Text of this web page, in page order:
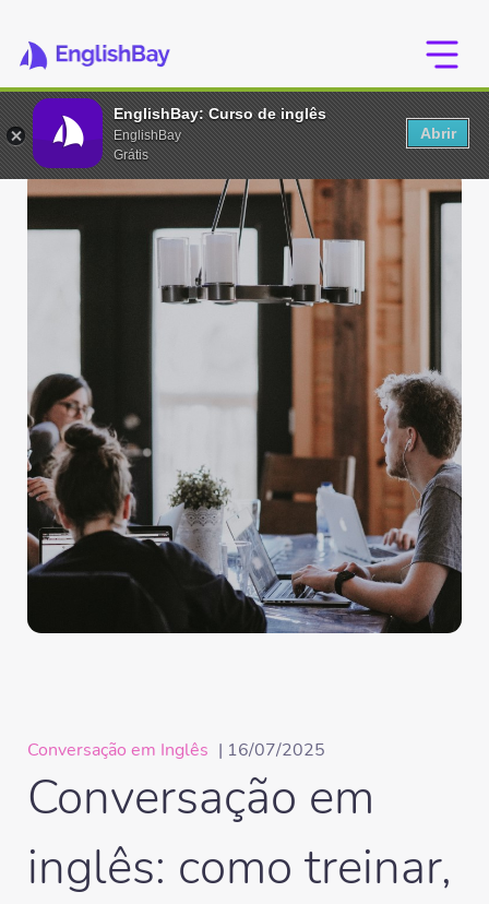
Conversação em Inglês | 16/07/2025
Conversação em
inglês: como treinar,
EnglishBay: Curso de inglês
EnglishBay
Grátis
Abrir